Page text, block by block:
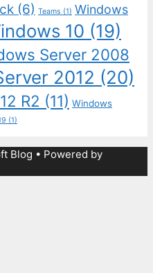
(6) Teams (1) Windows
10 (19)
Server 2008
2012 (20)
R2 (11) Windows
(1)
Blog • Powered by